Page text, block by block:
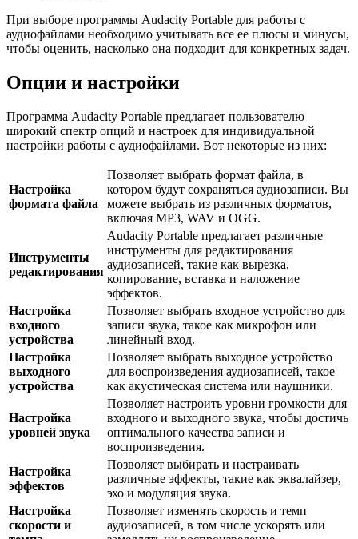
При выборе программы Audacity Portable для работы с
аудиофайлами необходимо учитывать все ее плюсы и минусы,
чтобы оценить, насколько она подходит для конкретных задач.
Опции и настройки
Программа Audacity Portable предлагает пользователю
широкий спектр опций и настроек для индивидуальной
настройки работы с аудиофайлами. Вот некоторые из них:
Настройка
формата файла
Позволяет выбрать формат файла, в
котором будут сохраняться аудиозаписи. Вы
можете выбрать из различных форматов,
включая MP3, WAV и OGG.
Инструменты
редактирования
Audacity Portable предлагает различные
инструменты для редактирования
аудиозаписей, такие как вырезка,
копирование, вставка и наложение
эффектов.
Настройка
входного
устройства
Позволяет выбрать входное устройство для
записи звука, такое как микрофон или
линейный вход.
Настройка
выходного
устройства
Позволяет выбрать выходное устройство
для воспроизведения аудиозаписей, такое
как акустическая система или наушники.
Настройка
уровней звука
Позволяет настроить уровни громкости для
входного и выходного звука, чтобы достичь
оптимального качества записи и
воспроизведения.
Настройка
эффектов
Позволяет выбирать и настраивать
различные эффекты, такие как эквалайзер,
эхо и модуляция звука.
Настройка
скорости и
Позволяет изменять скорость и темп
аудиозаписей, в том числе ускорять или